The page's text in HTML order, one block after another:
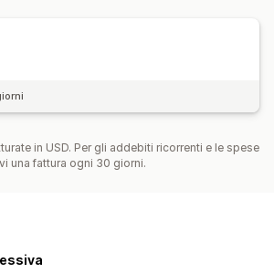
in USD. Per gli addebiti ricorrenti e le spese
una fattura ogni 30 giorni.